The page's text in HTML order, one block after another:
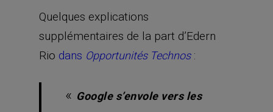
Quelques explications
supplémentaires de la part d’Edern
Rio dans Opportunités Technos:
« Google s’envole vers les